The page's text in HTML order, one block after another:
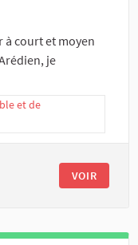
à court et moyen
je
et de
VOIR